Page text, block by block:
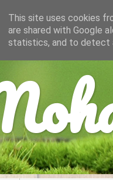
This site uses cookies
are shared with Google
statistics, and to detect